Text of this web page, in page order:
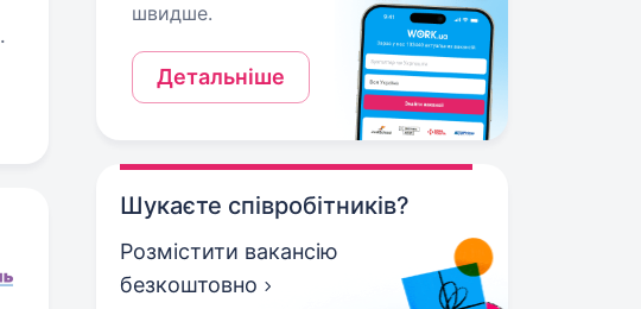
швидше.
Детальніше
Шукаєте співробітників?
Розмістити вакансію
безкоштовно